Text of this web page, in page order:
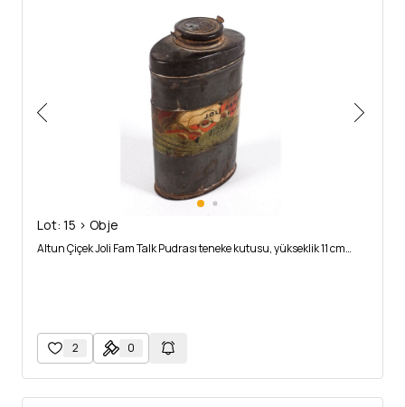
Lot: 15 > Obje
Altun Çiçek Joli Fam Talk Pudrası teneke kutusu, yükseklik 11 cm…
2 0